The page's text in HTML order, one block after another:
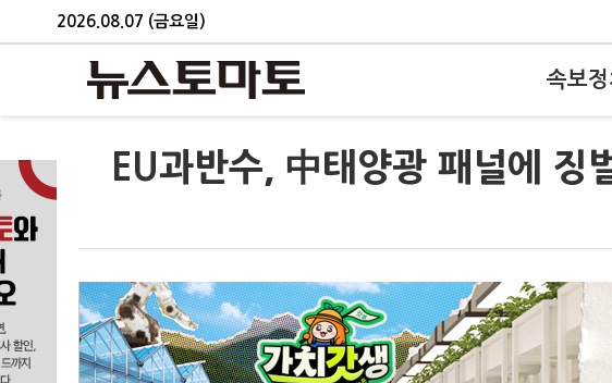
2026.08.07 (금요일)
속보정
EU과반수, 中태양광 패널에 징